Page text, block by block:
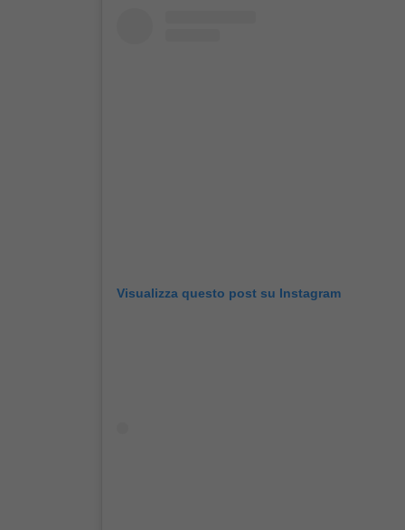
Visualizza questo post su Instagram